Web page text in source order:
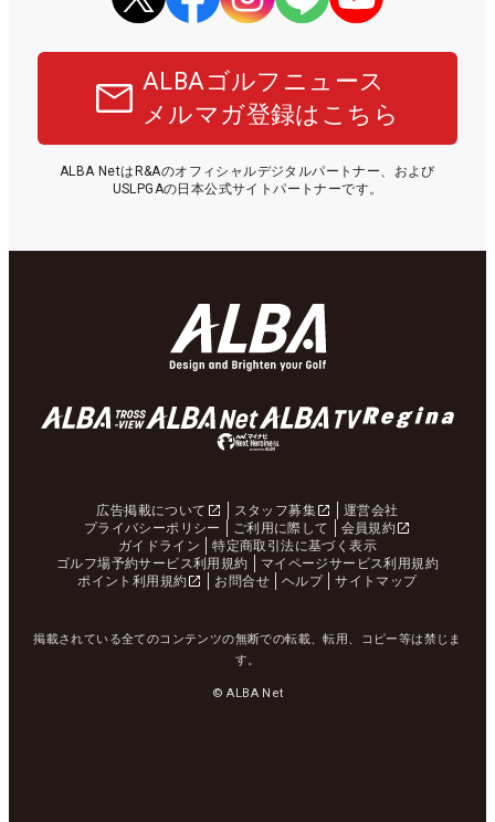
ALBAゴルフニュース
メルマガ登録はこちら
ALBA NetはR&Aのオフィシャルデジタルパートナー、および
USLPGAの日本公式サイトパートナーです。
広告掲載について スタッフ募集
運営会社
プライバシーポリシー
ご利用に際して
会員規約
ガイドライン
特定商取引法に基づく表示
ゴルフ場予約サービス利用規約
マイページサービス利用規約
ポイント利用規約
お問合せ ヘルプ サイトマップ
掲載されている全てのコンテンツの無断での転載、転用、コピー等は禁じま
す。
© ALBA Net